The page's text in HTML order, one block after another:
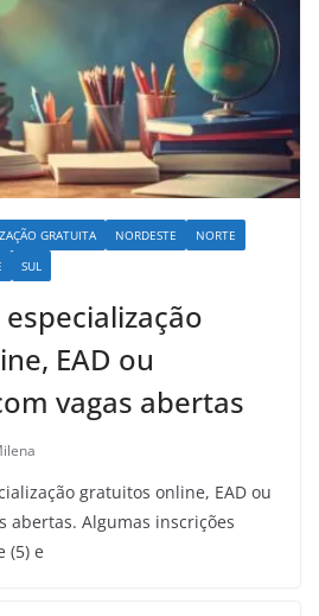
GRATUITA NORDESTE
NORTE
SUL
EAD ou
vagas abertas
gratuitos online, EAD ou
abertas. Algumas inscrições
(5) e